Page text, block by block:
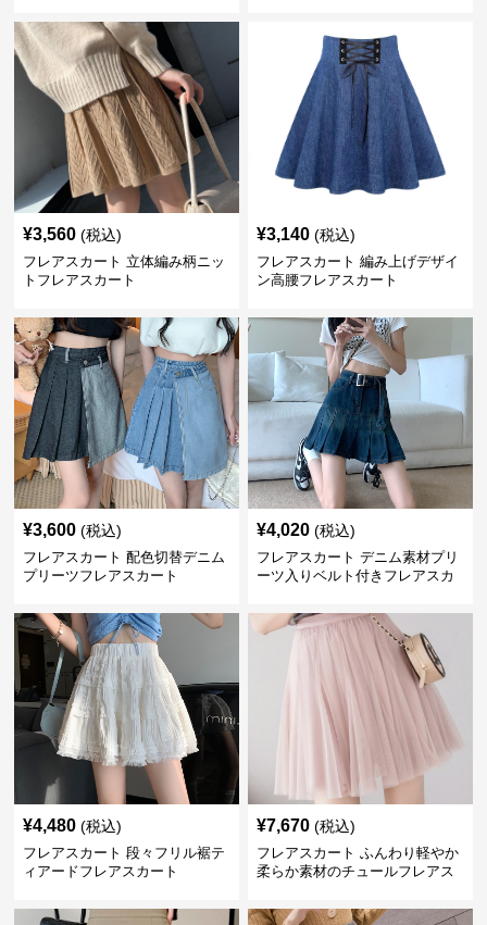
¥3,560 (税込)
フレアスカート 立体編み柄ニッ
トフレアスカート
¥3,140 (税込)
フレアスカート 編み上げデザイ
ン高腰フレアスカート
¥3,600 (税込)
フレアスカート 配色切替デニム
プリーツフレアスカート
¥4,020 (税込)
フレアスカート デニム素材プリ
ーツ入りベルト付きフレアスカ
¥4,480 (税込)
フレアスカート 段々フリル裾テ
ィアードフレアスカート
¥7,670 (税込)
フレアスカート ふんわり軽やか
柔らか素材のチュールフレアス